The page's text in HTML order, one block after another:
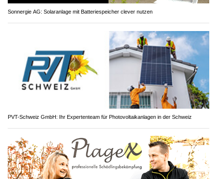
Sonnergie AG: Solaranlage mit Batteriespeicher clever nutzen
PVT-Schweiz GmbH: Ihr Expertenteam für Photovoltaikanlagen in der Schweiz